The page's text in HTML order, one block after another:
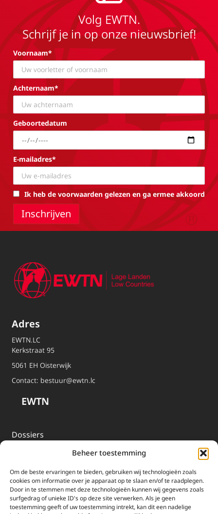
Beheer toestemming
Om de beste ervaringen te bieden, gebruiken wij technologieën zoals
cookies om informatie over je apparaat op te slaan en/of te raadplegen.
Door in te stemmen met deze technologieën kunnen wij gegevens zoals
surfgedrag of unieke ID's op deze site verwerken. Als je geen
toestemming geeft of uw toestemming intrekt, kan dit een nadelige
Volg EWTN.
Schrijf je in op onze nieuwsbrief!
Voornaam*
Achternaam*
Geboortedatum
E-mailadres*
Ik heb de voorwaarden gelezen en ga ermee akkoord
Adres
EWTN.LC
Kerkstraat 95
5061 EH Oisterwijk
Contact: bestuur@ewtn.lc
EWTN
Dossiers
Livestream
Informatie